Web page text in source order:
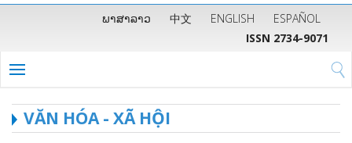
ພາສາລາວ 中文 ENGLISH
ESPAÑOL
ISSN 2734-9071
VĂN HÓA - XÃ HỘI